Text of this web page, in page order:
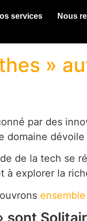
services Nous
»
par des
domaine
de la tech se
explorer la
ensemble
sont